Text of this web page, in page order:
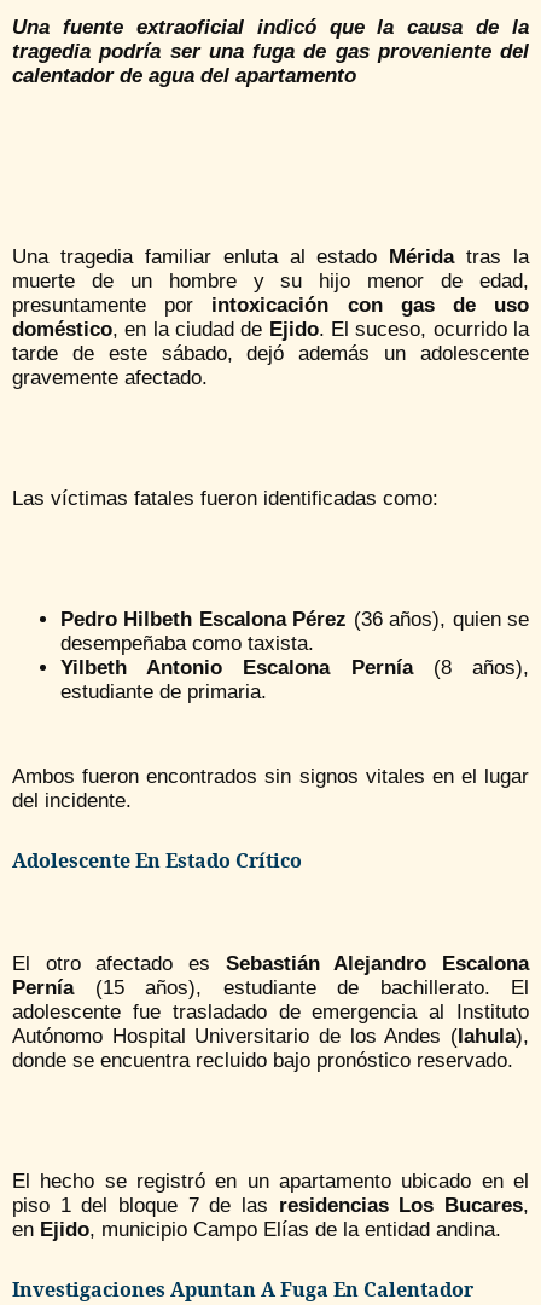
Una fuente extraoficial indicó que la causa de la
tragedia podría ser una fuga de gas proveniente del
calentador de agua del apartamento
Una tragedia familiar enluta al estado Méridatras la
muerte de un hombre y su hijo menor de edad,
presuntamente por intoxicación con gas de uso
doméstico, en la ciudad de Ejido. El suceso, ocurrido la
tarde de este sábado, dejó además un adolescente
gravemente afectado.
Las víctimas fatales fueron identificadas como:
Pedro Hilbeth Escalona Pérez (36 años), quien se
desempeñaba como taxista.
Yilbeth Antonio Escalona Pernía(8 años),
estudiante de primaria.
Ambos fueron encontrados sin signos vitales en el lugar
del incidente.
Adolescente En Estado Crítico
El otro afectado es Sebastián Alejandro Escalona
Pernía(15 años), estudiante de bachillerato. El
adolescente fue trasladado de emergencia al Instituto
Autónomo Hospital Universitario de los Andes ( Iahula),
donde se encuentra recluido bajo pronóstico reservado.
El hecho se registró en un apartamento ubicado en el
piso 1 del bloque 7 de las residencias Los Bucares,
en Ejido, municipio Campo Elías de la entidad andina.
Investigaciones Apuntan A Fuga En Calentador